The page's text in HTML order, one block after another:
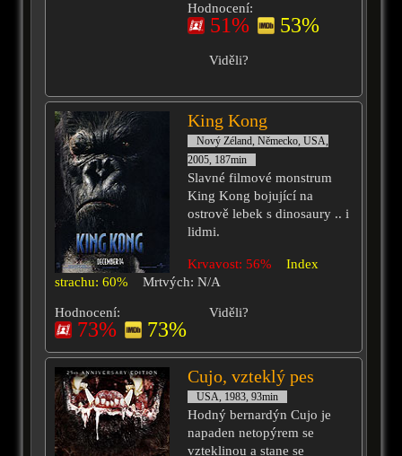
Hodnocení:
51% 53%
Viděli?
King Kong
Nový Zéland, Německo, USA,
2005, 187min
Slavné filmové monstrum
King Kong bojující na
ostrově lebek s dinosaury .. i
lidmi.
Krvavost: 56%
Index
strachu: 60%
Mrtvých: N/A
Hodnocení:
73% 73%
Viděli?
Cujo, vzteklý pes
USA, 1983, 93min
Hodný bernardýn Cujo je
napaden netopýrem se
vzteklinou a stane se